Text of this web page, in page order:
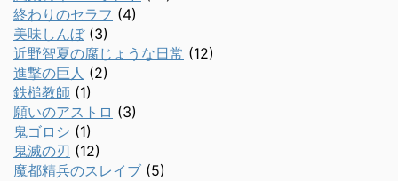
終わりのセラフ (4)
美味しんぼ(3)
近野智夏の腐じょうな日常 (12)
進撃の巨人 (2)
鉄槌教師 (1)
願いのアストロ (3)
鬼ゴロシ (1)
鬼滅の刃 (12)
魔都精兵のスレイブ (5)